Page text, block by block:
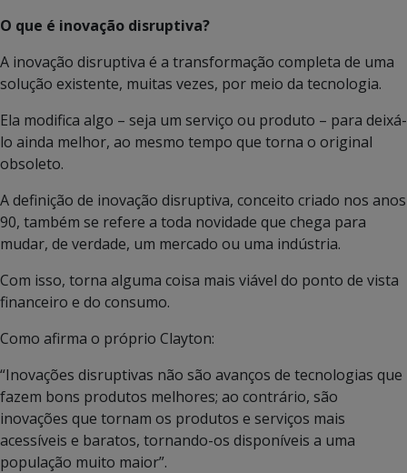
O que é inovação disruptiva?
A inovação disruptiva é a transformação completa de uma
solução existente, muitas vezes, por meio da tecnologia.
Ela modifica algo – seja um serviço ou produto – para deixá-
lo ainda melhor, ao mesmo tempo que torna o original
obsoleto.
A definição de inovação disruptiva, conceito criado nos anos
90, também se refere a toda novidade que chega para
mudar, de verdade, um mercado ou uma indústria.
Com isso, torna alguma coisa mais viável do ponto de vista
financeiro e do consumo.
Como afirma o próprio Clayton:
“Inovações disruptivas não são avanços de tecnologias que
fazem bons produtos melhores; ao contrário, são
inovações que tornam os produtos e serviços mais
acessíveis e baratos, tornando-os disponíveis a uma
população muito maior”.